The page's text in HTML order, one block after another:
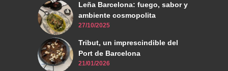
Leña Barcelona: fuego, sabor y
ambiente cosmopolita
27/10/2025
Tribut, un imprescindible del
Port de Barcelona
21/01/2026